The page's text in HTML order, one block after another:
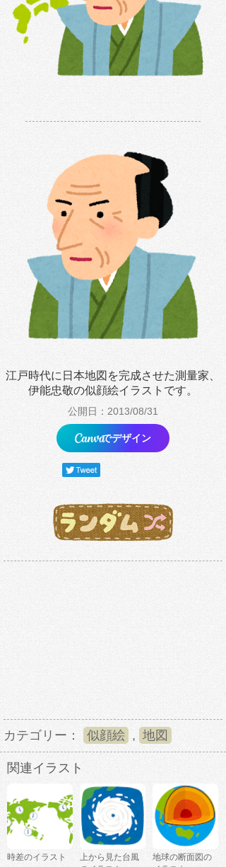
江戸時代に日本地図を完成させた測量家、
伊能忠敬の似顔絵イラストです。
公開日：2013/08/31
でデザイン
カテゴリー： 似顔絵 , 地図
関連イラスト
時差のイラスト
上から見た台風
地球の断面図の